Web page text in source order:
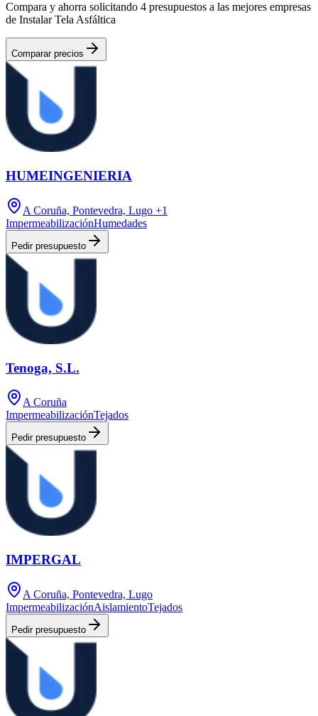
Compara y ahorra solicitando 4 presupuestos a las mejores empresas
de Instalar Tela Asfáltica
Comparar precios
HUMEINGENIERIA
A Coruña, Pontevedra, Lugo +1
ImpermeabilizaciónHumedades
Pedir presupuesto
Tenoga, S.L.
A Coruña
ImpermeabilizaciónTejados
Pedir presupuesto
IMPERGAL
A Coruña, Pontevedra, Lugo
ImpermeabilizaciónAislamientoTejados
Pedir presupuesto